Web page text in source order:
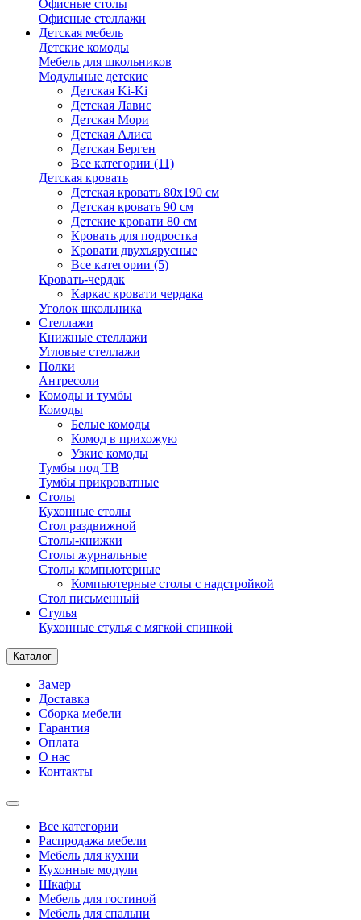
Офисные столы
Офисные стеллажи
Детская мебель
Детские комоды
Мебель для школьников
Модульные детские
Детская Ki-Ki
Детская Лавис
Детская Мори
Детская Алиса
Детская Берген
Все категории (11)
Детская кровать
Детская кровать 80х190 см
Детская кровать 90 см
Детские кровати 80 см
Кровать для подростка
Кровати двухъярусные
Все категории (5)
Кровать-чердак
Каркас кровати чердака
Уголок школьника
Стеллажи
Книжные стеллажи
Угловые стеллажи
Полки
Антресоли
Комоды и тумбы
Комоды
Белые комоды
Комод в прихожую
Узкие комоды
Тумбы под ТВ
Тумбы прикроватные
Столы
Кухонные столы
Стол раздвижной
Столы-книжки
Столы журнальные
Столы компьютерные
Компьютерные столы с надстройкой
Стол письменный
Стулья
Кухонные стулья с мягкой спинкой
Каталог
Замер
Доставка
Сборка мебели
Гарантия
Оплата
О нас
Контакты
Все категории
Распродажа мебели
Мебель для кухни
Кухонные модули
Шкафы
Мебель для гостиной
Мебель для спальни